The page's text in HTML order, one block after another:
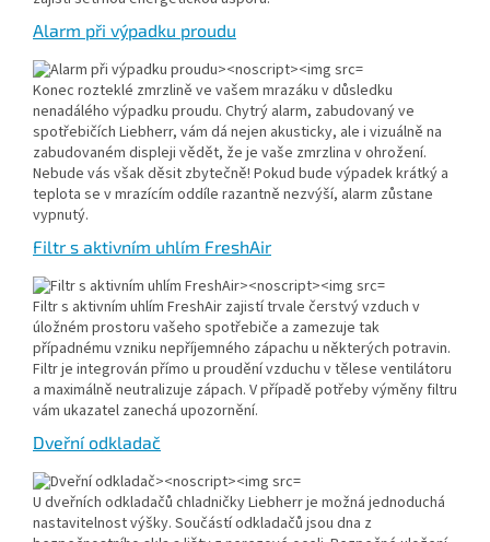
Alarm při výpadku proudu
Konec rozteklé zmrzlině ve vašem mrazáku v důsledku
nenadálého výpadku proudu. Chytrý alarm, zabudovaný ve
spotřebičích Liebherr, vám dá nejen akusticky, ale i vizuálně na
zabudovaném displeji vědět, že je vaše zmrzlina v ohrožení.
Nebude vás však děsit zbytečně! Pokud bude výpadek krátký a
teplota se v mrazícím oddíle razantně nezvýší, alarm zůstane
vypnutý.
Filtr s aktivním uhlím FreshAir
Filtr s aktivním uhlím FreshAir zajistí trvale čerstvý vzduch v
úložném prostoru vašeho spotřebiče a zamezuje tak
případnému vzniku nepříjemného zápachu u některých potravin.
Filtr je integrován přímo u proudění vzduchu v tělese ventilátoru
a maximálně neutralizuje zápach. V případě potřeby výměny filtru
vám ukazatel zanechá upozornění.
Dveřní odkladač
U dveřních odkladačů chladničky Liebherr je možná jednoduchá
nastavitelnost výšky. Součástí odkladačů jsou dna z